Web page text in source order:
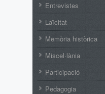
Entrevistes
Laïcitat
Memòria històrica
Miscel·lània
Participació
Pedagogia